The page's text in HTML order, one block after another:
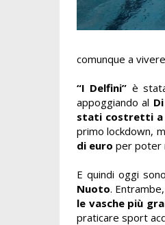
comunque a
“I Delfini” è
appoggiando al
stati costretti a
primo lockdown,
di euro per poter
E quindi oggi
Nuoto.
le vasche più
praticare sport